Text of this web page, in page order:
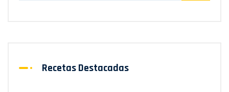
Recetas Destacadas